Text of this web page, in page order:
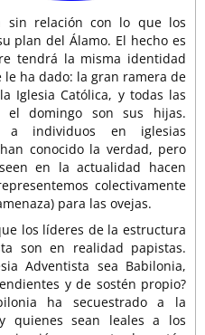
sin relación con lo que los
plan del Álamo. El hecho es
tendrá la misma identidad
ha dado: la gran ramera de
Iglesia Católica, y todas las
el domingo son sus hijas.
a individuos en iglesias
conocido la verdad, pero
en la actualidad hacen
colectivamente
para las ovejas.
los líderes de la estructura
son en realidad papistas.
Adventista sea Babilonia,
y de sostén propio?
ha secuestrado a la
quienes sean leales a los